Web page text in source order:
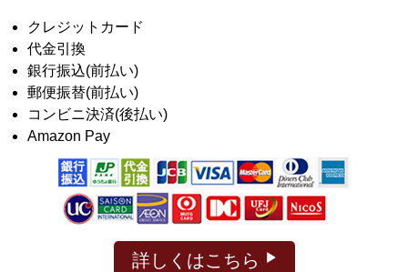
クレジットカード
代金引換
銀行振込(前払い)
郵便振替(前払い)
コンビニ決済(後払い)
Amazon Pay
詳しくはこちら